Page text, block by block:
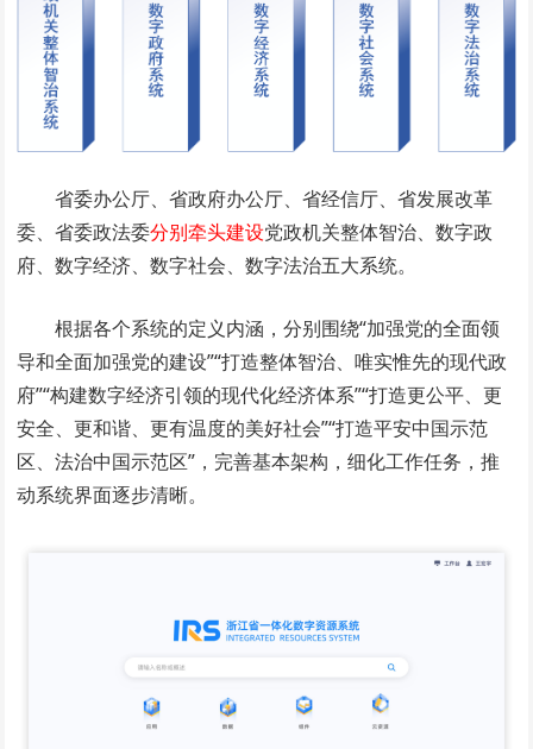
省委办公厅、省政府办公厅、省经信厅、省发展改革
委、省委政法委分别牵头建设党政机关整体智治、数字政
府、数字经济、数字社会、数字法治五大系统。
根据各个系统的定义内涵，分别围绕“加强党的全面领
导和全面加强党的建设”“打造整体智治、唯实惟先的现代政
府”“构建数字经济引领的现代化经济体系”“打造更公平、更
安全、更和谐、更有温度的美好社会”“打造平安中国示范
区、法治中国示范区”，完善基本架构，细化工作任务，推
动系统界面逐步清晰。